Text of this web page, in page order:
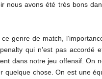
nous avons été très bons
genre de match,
qui n’est pas
dans notre jeu offensif.
quelque chose. On est une